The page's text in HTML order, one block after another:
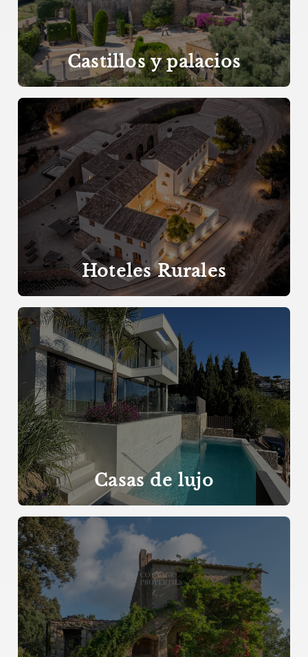
Castillos y palacios
Hoteles Rurales
Casas de lujo